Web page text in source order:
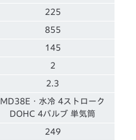
225
855
145
2
2.3
MD38E・水冷 4ストローク
DOHC 4バルブ 単気筒
249